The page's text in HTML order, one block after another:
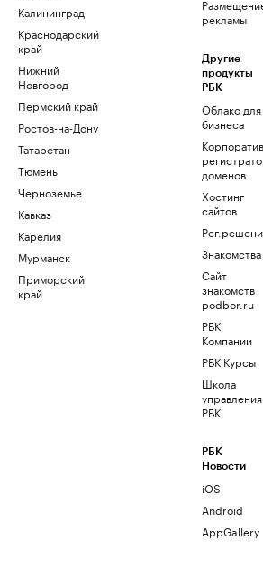
Калининград
Краснодарский
край
Нижний
Новгород
Пермский край
Ростов-на-Дону
Татарстан
Тюмень
Черноземье
Кавказ
Карелия
Мурманск
Приморский
край
рекламы
Другие
продукты
РБК
Облако для
бизнеса
доменов
Хостинг
сайтов
Знакомства
Сайт
знакомств
podbor.ru
РБК
Компании
РБК Курсы
Школа
управления
РБК
РБК
Новости
iOS
Android
AppGallery